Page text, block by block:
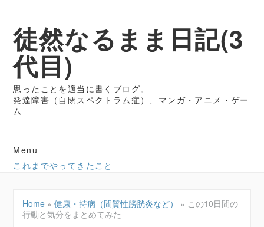
徒然なるまま日記(3
代目)
思ったことを適当に書くブログ。
発達障害（自閉スペクトラム症）、マンガ・アニメ・ゲー
ム
Menu
これまでやってきたこと
Home »健康・持病（間質性膀胱炎など） » この10日間の
行動と気分をまとめてみた